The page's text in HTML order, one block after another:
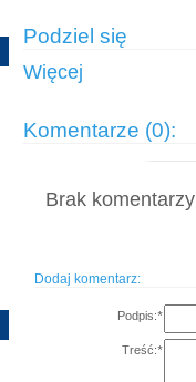
Podziel się
Więcej
Komentarze (0):
Brak
Dodaj komentarz:
Podpis:*
Treść:*